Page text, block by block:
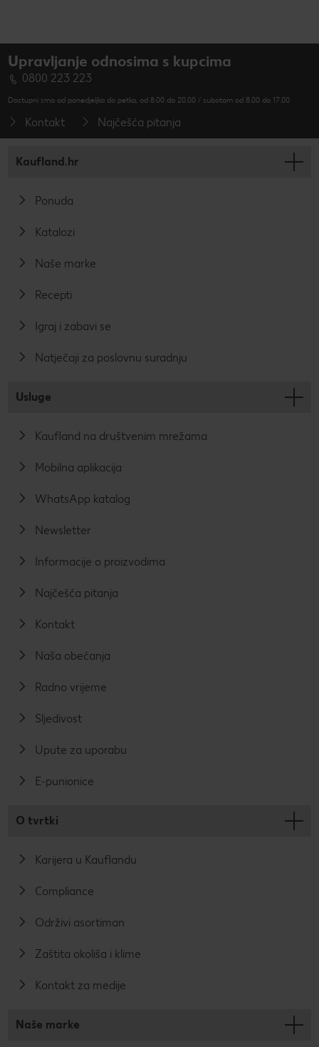
Upravljanje odnosima s kupcima
0800 223 223
Dostupni smo od ponedjeljka do petka, od 8.00 do 20.00 / subotom od 8.00 do 17.00
Kontakt Najčešća pitanja
Kaufland.hr
Ponuda
Katalozi
Naše marke
Recepti
Igraj i zabavi se
Natječaji za poslovnu suradnju
Usluge
Kaufland na društvenim mrežama
Mobilna aplikacija
WhatsApp katalog
Newsletter
Informacije o proizvodima
Najčešća pitanja
Kontakt
Naša obećanja
Radno vrijeme
Sljedivost
Upute za uporabu
E-punionice
O tvrtki
Karijera u Kauflandu
Compliance
Održivi asortiman
Zaštita okoliša i klime
Kontakt za medije
Naše marke